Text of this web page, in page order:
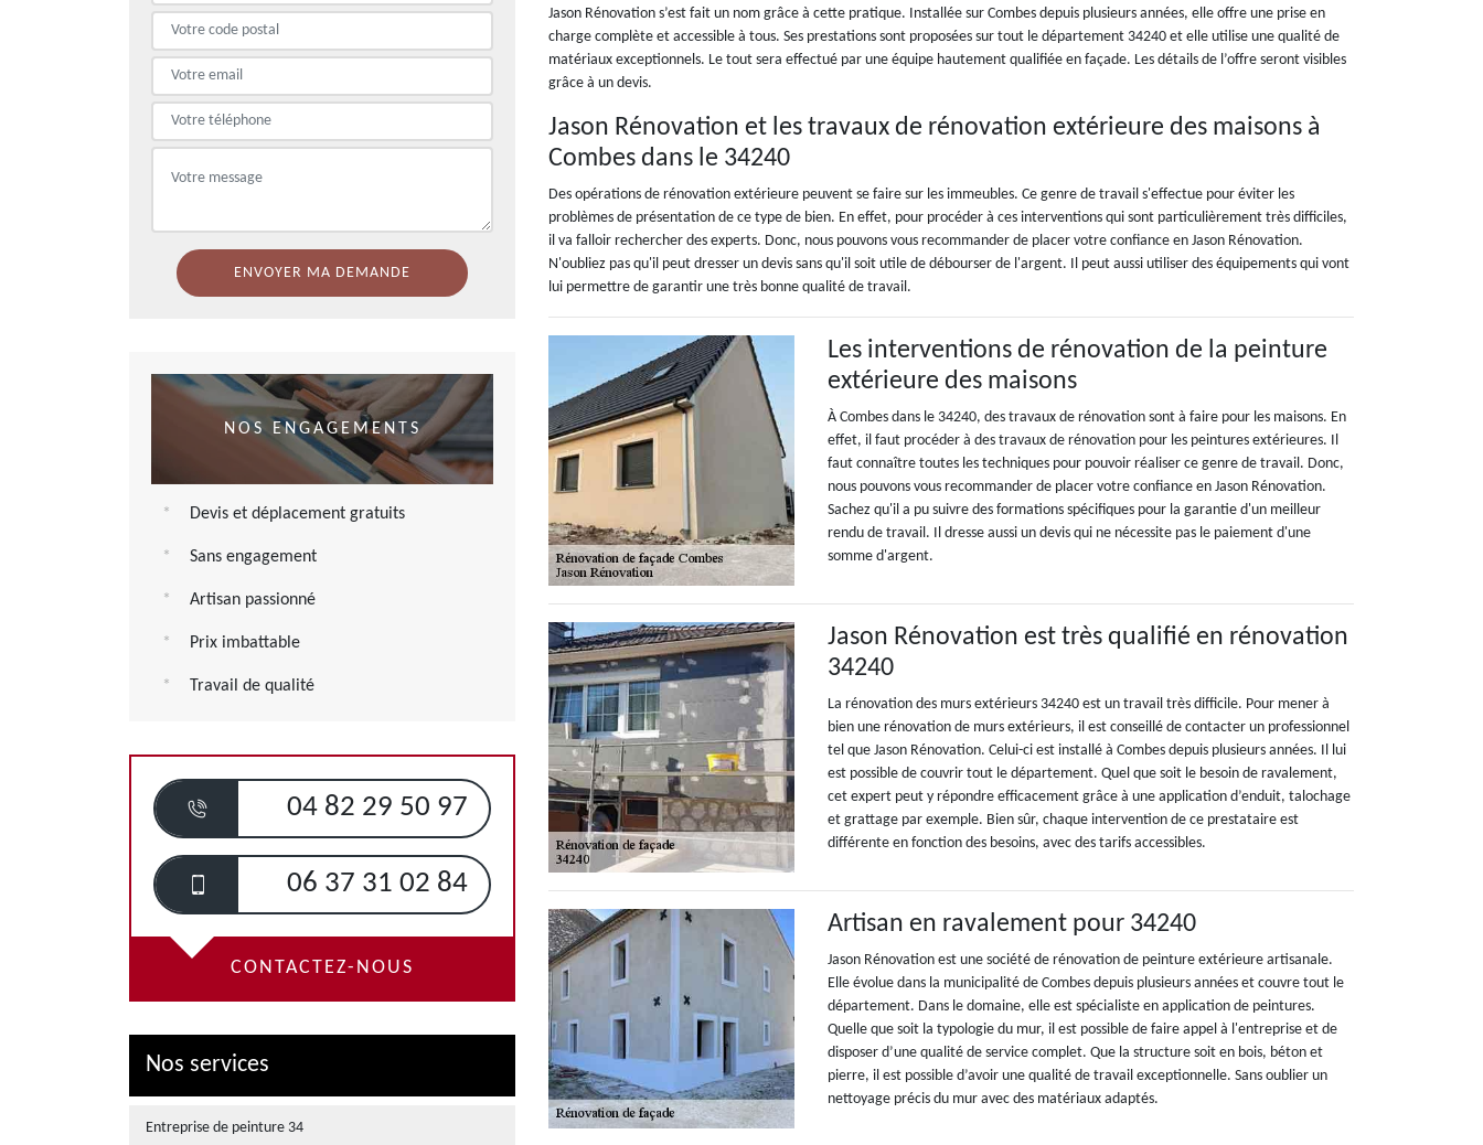
NOS ENGAGEMENTS
Devis et déplacement gratuits
Sans engagement
Artisan passionné
Prix imbattable
Travail de qualité
04 82 29 50 97
06 37 31 02 84
CONTACTEZ-NOUS
Nos services
Entreprise de peinture 34
Jason Rénovation s’est fait un nom grâce à cette pratique. Installée sur Combes depuis plusieurs années, elle offre une prise en
charge complète et accessible à tous. Ses prestations sont proposées sur tout le département 34240 et elle utilise une qualité de
matériaux exceptionnels. Le tout sera effectué par une équipe hautement qualifiée en façade. Les détails de l’offre seront visibles
grâce à un devis.
Jason Rénovation et les travaux de rénovation extérieure des maisons à
Combes dans le 34240
Des opérations de rénovation extérieure peuvent se faire sur les immeubles. Ce genre de travail s'effectue pour éviter les
problèmes de présentation de ce type de bien. En effet, pour procéder à ces interventions qui sont particulièrement très difficiles,
il va falloir rechercher des experts. Donc, nous pouvons vous recommander de placer votre confiance en Jason Rénovation.
N'oubliez pas qu'il peut dresser un devis sans qu'il soit utile de débourser de l'argent. Il peut aussi utiliser des équipements qui vont
lui permettre de garantir une très bonne qualité de travail.
Les interventions de rénovation de la peinture
extérieure des maisons
À Combes dans le 34240, des travaux de rénovation sont à faire pour les maisons. En
effet, il faut procéder à des travaux de rénovation pour les peintures extérieures. Il
faut connaître toutes les techniques pour pouvoir réaliser ce genre de travail. Donc,
nous pouvons vous recommander de placer votre confiance en Jason Rénovation.
Sachez qu'il a pu suivre des formations spécifiques pour la garantie d'un meilleur
rendu de travail. Il dresse aussi un devis qui ne nécessite pas le paiement d'une
somme d'argent.
Jason Rénovation est très qualifié en rénovation
34240
La rénovation des murs extérieurs 34240 est un travail très difficile. Pour mener à
bien une rénovation de murs extérieurs, il est conseillé de contacter un professionnel
tel que Jason Rénovation. Celui-ci est installé à Combes depuis plusieurs années. Il lui
est possible de couvrir tout le département. Quel que soit le besoin de ravalement,
cet expert peut y répondre efficacement grâce à une application d’enduit, talochage
et grattage par exemple. Bien sûr, chaque intervention de ce prestataire est
différente en fonction des besoins, avec des tarifs accessibles.
Artisan en ravalement pour 34240
Jason Rénovation est une société de rénovation de peinture extérieure artisanale.
Elle évolue dans la municipalité de Combes depuis plusieurs années et couvre tout le
département. Dans le domaine, elle est spécialiste en application de peintures.
Quelle que soit la typologie du mur, il est possible de faire appel à l'entreprise et de
disposer d’une qualité de service complet. Que la structure soit en bois, béton et
pierre, il est possible d’avoir une qualité de travail exceptionnelle. Sans oublier un
nettoyage précis du mur avec des matériaux adaptés.